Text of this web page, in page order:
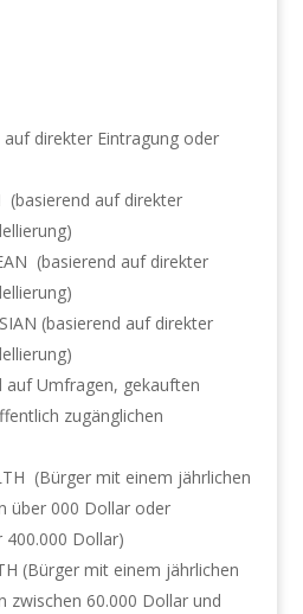
auf direkter Eintragung oder
(basierend auf direkter
(basierend auf direkter
(basierend auf direkter
auf Umfragen, gekauften
zugänglichen
(Bürger mit einem jährlichen
über 000 Dollar oder
Dollar)
(Bürger mit einem jährlichen
zwischen 60.000 Dollar und